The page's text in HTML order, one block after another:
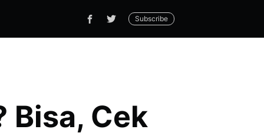
Subscribe
Bisa, Cek